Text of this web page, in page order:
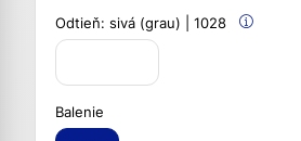
Odtieň: sivá (grau) | 1028
Balenie